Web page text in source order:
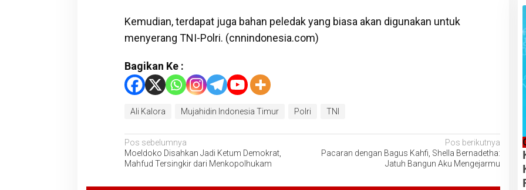
Kemudian, terdapat juga bahan peledak yang biasa akan digunakan untuk
menyerang TNI-Polri. (cnnindonesia.com)
Bagikan Ke :
Ali Kalora Mujahidin Indonesia Timur Polri TNI
Navigasi
pos
Pos sebelumnya
Moeldoko Disahkan Jadi Ketum Demokrat,
Mahfud Tersingkir dari Menkopolhukam
Pos berikutnya
Pacaran dengan Bagus Kahfi, Shella Bernadetha:
Jatuh Bangun Aku Mengejarmu